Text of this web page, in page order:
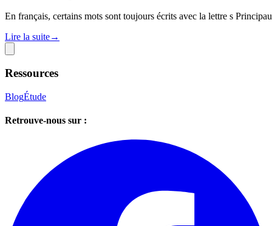
En français, certains mots sont toujours écrits avec la lettre s
Lire la suite→
Ressources
BlogÉtude
Retrouve-nous sur :